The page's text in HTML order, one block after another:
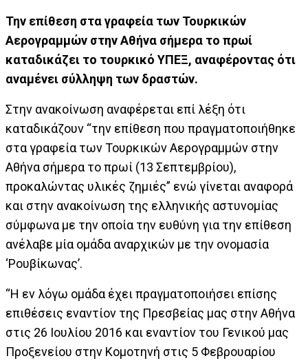
Την επίθεση στα γραφεία των Τουρκικών
Αερογραμμών στην Αθήνα σήμερα το πρωί
καταδικάζει το τουρκικό ΥΠΕΞ, αναφέροντας ότι
αναμένει σύλληψη των δραστών.
Στην ανακοίνωση αναφέρεται επί λέξη ότι
καταδικάζουν “την επίθεση που πραγματοποιήθηκε
στα γραφεία των Τουρκικών Αερογραμμών στην
Αθήνα σήμερα το πρωί (13 Σεπτεμβρίου),
προκαλώντας υλικές ζημιές” ενώ γίνεται αναφορά
και στην ανακοίνωση της ελληνικής αστυνομίας
σύμφωνα με την οποία την ευθύνη για την επίθεση
ανέλαβε μία ομάδα αναρχικών με την ονομασία
‘Ρουβίκωνας’.
“Η εν λόγω ομάδα έχει πραγματοποιήσει επίσης
επιθέσεις εναντίον της Πρεσβείας μας στην Αθήνα
στις 26 Ιουλίου 2016 και εναντίον του Γενικού μας
Προξενείου στην Κομοτηνή στις 5 Φεβρουαρίου